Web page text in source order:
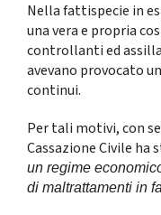
Nella fattispecie in
una vera e propria
controllanti ed
avevano provocato
continui.
Per tali motivi, con
Cassazione Civile ha
un regime
di maltrattamenti in